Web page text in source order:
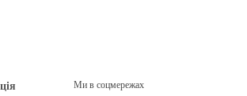
Ми в соцмережах